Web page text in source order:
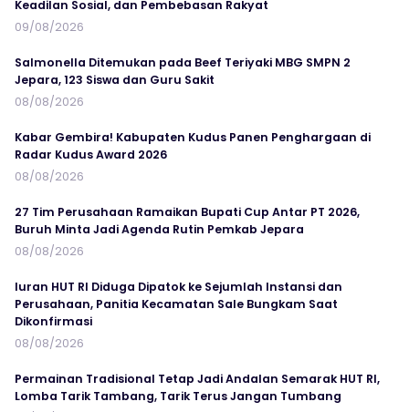
Keadilan Sosial, dan Pembebasan Rakyat
09/08/2026
Salmonella Ditemukan pada Beef Teriyaki MBG SMPN 2
Jepara, 123 Siswa dan Guru Sakit
08/08/2026
Kabar Gembira! Kabupaten Kudus Panen Penghargaan di
Radar Kudus Award 2026
08/08/2026
27 Tim Perusahaan Ramaikan Bupati Cup Antar PT 2026,
Buruh Minta Jadi Agenda Rutin Pemkab Jepara
08/08/2026
Iuran HUT RI Diduga Dipatok ke Sejumlah Instansi dan
Perusahaan, Panitia Kecamatan Sale Bungkam Saat
Dikonfirmasi
08/08/2026
Permainan Tradisional Tetap Jadi Andalan Semarak HUT RI,
Lomba Tarik Tambang, Tarik Terus Jangan Tumbang